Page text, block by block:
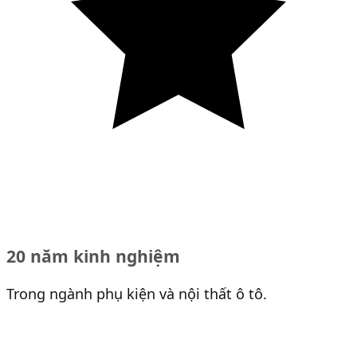
20 năm kinh nghiệm
Trong ngành phụ kiện và nội thất ô tô.